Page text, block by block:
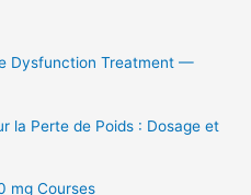
Dysfunction Treatment —
la Perte de Poids : Dosage et
mg Courses